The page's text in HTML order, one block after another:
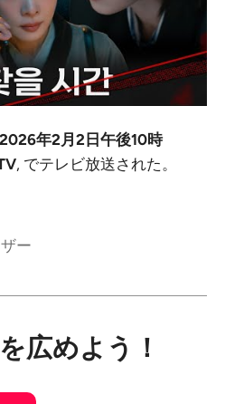
2026年2月2日午後10時
, でテレビ放送された。
ー
広めよう！